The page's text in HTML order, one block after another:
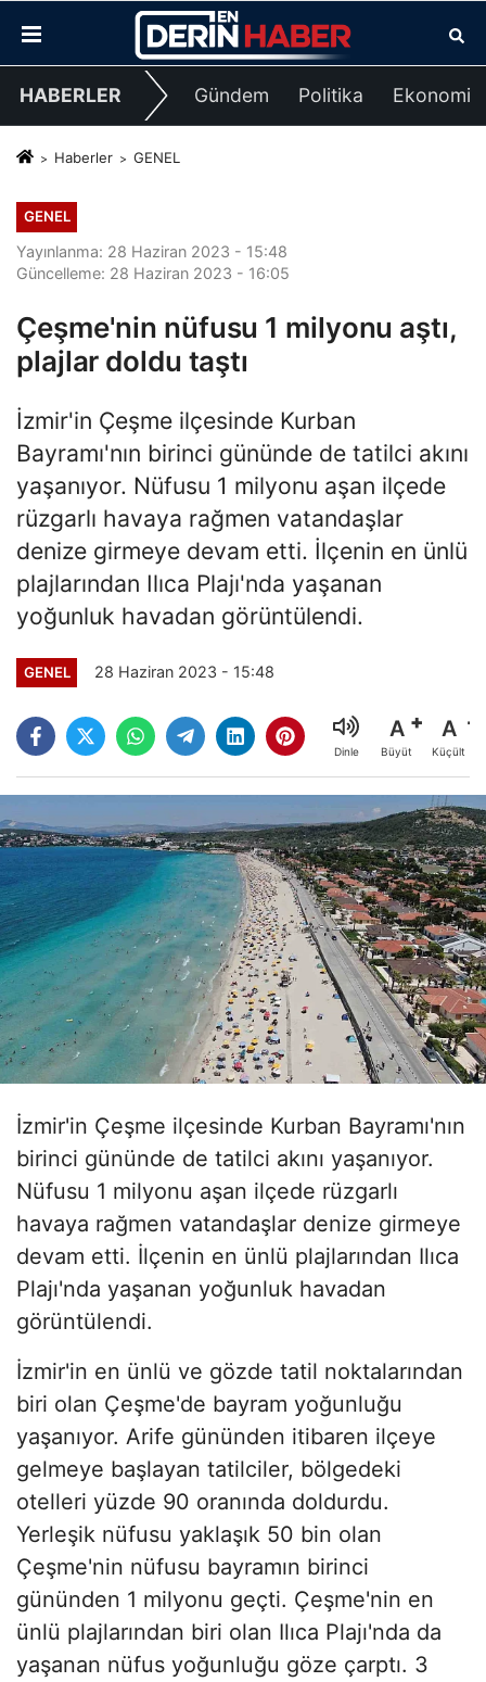
HABERLER Gündem Politika Ekonomi
Haberler GENEL
GENEL
Yayınlanma: 28 Haziran 2023 - 15:48
Güncelleme: 28 Haziran 2023 - 16:05
Çeşme'nin nüfusu 1 milyonu aştı,
plajlar doldu taştı
İzmir'in Çeşme ilçesinde Kurban
Bayramı'nın birinci gününde de tatilci akını
yaşanıyor. Nüfusu 1 milyonu aşan ilçede
rüzgarlı havaya rağmen vatandaşlar
denize girmeye devam etti. İlçenin en ünlü
plajlarından Ilıca Plajı'nda yaşanan
yoğunluk havadan görüntülendi.
GENEL 28 Haziran 2023 - 15:48
Dinle
A
Büyüt
A
Küçült
İzmir'in Çeşme ilçesinde Kurban Bayramı'nın
birinci gününde de tatilci akını yaşanıyor.
Nüfusu 1 milyonu aşan ilçede rüzgarlı
havaya rağmen vatandaşlar denize girmeye
devam etti. İlçenin en ünlü plajlarından Ilıca
Plajı'nda yaşanan yoğunluk havadan
görüntülendi.
İzmir'in en ünlü ve gözde tatil noktalarından
biri olan Çeşme'de bayram yoğunluğu
yaşanıyor. Arife gününden itibaren ilçeye
gelmeye başlayan tatilciler, bölgedeki
otelleri yüzde 90 oranında doldurdu.
Yerleşik nüfusu yaklaşık 50 bin olan
Çeşme'nin nüfusu bayramın birinci
gününden 1 milyonu geçti. Çeşme'nin en
ünlü plajlarından biri olan Ilıca Plajı'nda da
yaşanan nüfus yoğunluğu göze çarptı. 3